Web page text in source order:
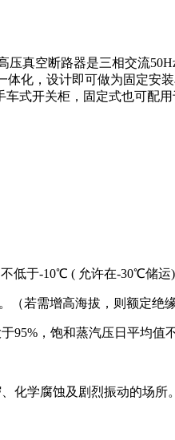
压真空断路器是三相交流
体化，设计即可做为固定安
车式开关柜，固定式也可配
低于-10℃ ( 允许在-30℃储运)
（若需增高海拔，则额定绝
95%，饱和蒸汽压日平均值
化学腐蚀及剧烈振动的场所。